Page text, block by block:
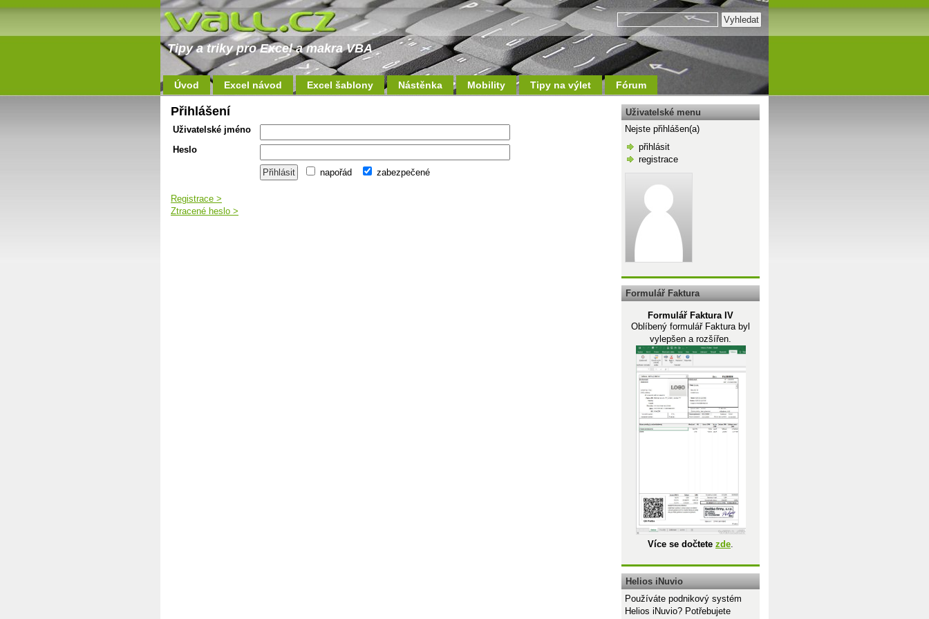
Tipy a triky pro Excel a makra VBA
Úvod Excel návod Excel šablony Nástěnka Mobility Tipy na výlet Fórum
Přihlášení
Uživatelské jméno
Heslo
napořád zabezpečené
Registrace >
Ztracené heslo >
Uživatelské menu
Nejste přihlášen(a)
přihlásit
registrace
Formulář Faktura
Formulář Faktura IV
Oblíbený formulář Faktura byl
vylepšen a rozšířen.
Více se dočtete zde.
Helios iNuvio
Používáte podnikový systém
Helios iNuvio? Potřebujete